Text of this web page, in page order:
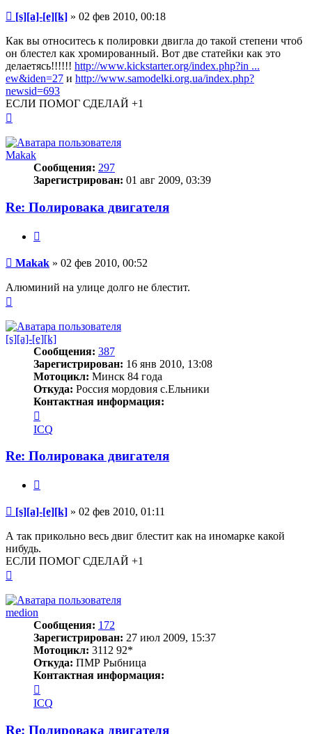
Сообщение
[s][a]-[e][k] » 02 фев 2010, 00:18
Как вы относитесь к полировки двигла до такой степени чтоб
он блестел как хромированный. Вот две статейки как это
делаетясь!!!!!! http://www.kickstarter.org/index.php?in ...
ew&iden=27 и http://www.samodelki.org.ua/index.php?
newsid=693
ЕСЛИ ПОМОГ СДЕЛАЙ +1
началу
Makak
Сообщения: 297
Зарегистрирован: 01 авг 2009, 03:39
Re: Полировака двигателя
Сообщение
Makak » 02 фев 2010, 00:52
Алюминий на улице долго не блестит.
началу
[s][a]-[e][k]
Сообщения: 387
Зарегистрирован: 16 янв 2010, 13:08
Мотоцикл: Минск 84 года
Откуда: Россия мордовия с.Ельники
Контактная информация:
информация
пользователя
[a]-
[k]
ICQ
Re: Полировака двигателя
Сообщение
[s][a]-[e][k] » 02 фев 2010, 01:11
А так прикольно весь двиг блестит как на иномарке какой
нибудь.
ЕСЛИ ПОМОГ СДЕЛАЙ +1
началу
medion
Сообщения: 172
Зарегистрирован: 27 июл 2009, 15:37
Мотоцикл: 3112 92*
Откуда: ПМР Рыбница
Контактная информация:
информация
пользователя
ICQ
Re: Полировака двигателя